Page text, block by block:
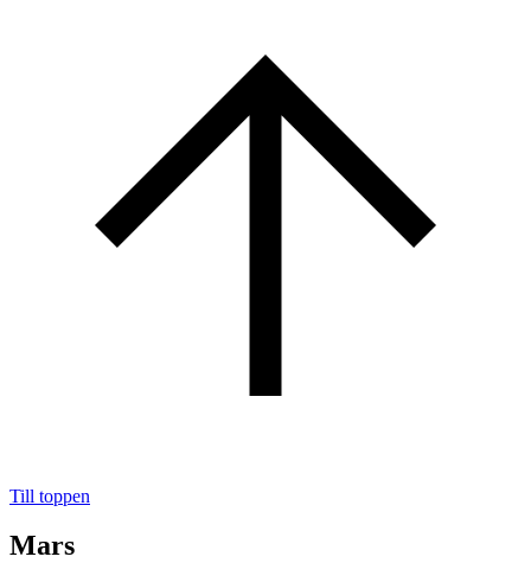
Till toppen
Mars